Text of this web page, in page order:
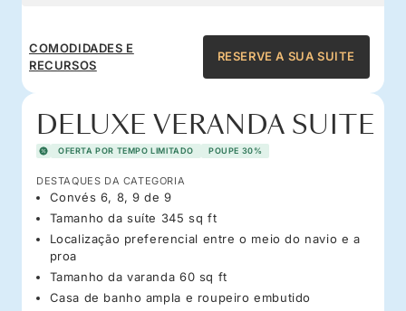
COMODIDADES E
RECURSOS
RESERVE A SUA SUITE
DELUXE VERANDA SUITE
OFERTA POR TEMPO LIMITADO POUPE 30%
DESTAQUES DA CATEGORIA
Convés 6, 8, 9 de 9
Tamanho da suíte 345 sq ft
Localização preferencial entre o meio do navio e a
proa
Tamanho da varanda 60 sq ft
Casa de banho ampla e roupeiro embutido